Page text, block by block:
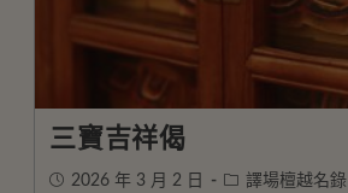
三寶吉祥偈
2026 年 3 月 2 日 譯場檀越名錄